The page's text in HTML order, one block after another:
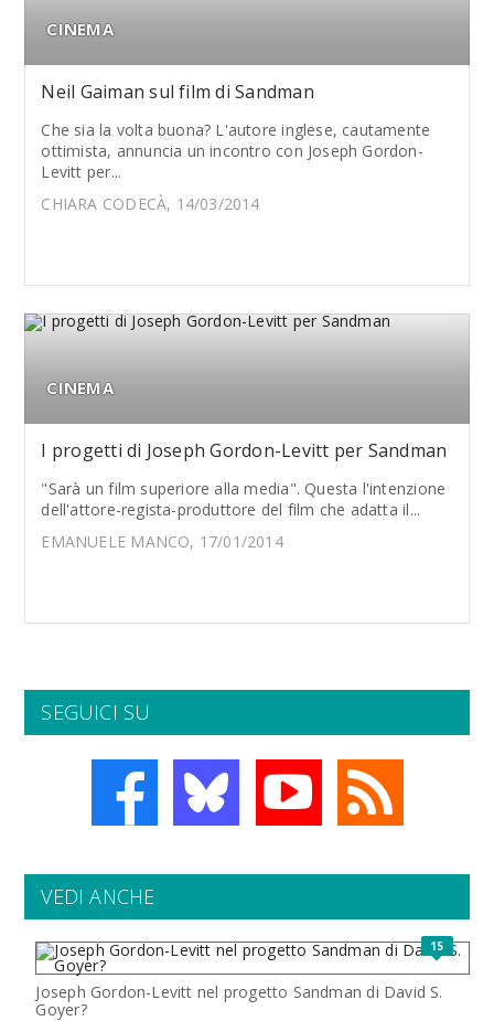
CINEMA
Neil Gaiman sul film di Sandman
Che sia la volta buona? L'autore inglese, cautamente
ottimista, annuncia un incontro con Joseph Gordon-
Levitt per...
CHIARA CODECÀ, 14/03/2014
CINEMA
I progetti di Joseph Gordon-Levitt per Sandman
"Sarà un film superiore alla media". Questa l'intenzione
dell'attore-regista-produttore del film che adatta il...
EMANUELE MANCO, 17/01/2014
SEGUICI SU
VEDI ANCHE
15
Joseph Gordon-Levitt nel progetto Sandman di David S.
Goyer?